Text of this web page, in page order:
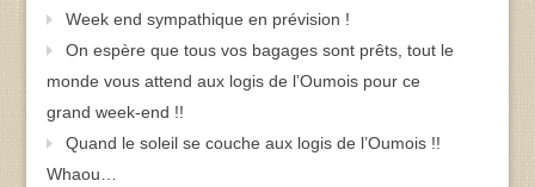
Week end sympathique en prévision !
On espère que tous vos bagages sont prêts, tout le
monde vous attend aux logis de l’Oumois pour ce
grand week-end !!
Quand le soleil se couche aux logis de l’Oumois !!
Whaou…